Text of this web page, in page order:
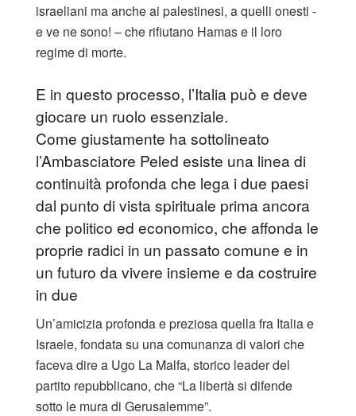
israeliani ma anche ai palestinesi, a quelli onesti -
e ve ne sono! – che rifiutano Hamas e il loro
regime di morte.
E in questo processo, l’Italia può e deve
giocare un ruolo essenziale.
Come giustamente ha sottolineato
l’Ambasciatore Peled esiste una linea di
continuità profonda che lega i due paesi
dal punto di vista spirituale prima ancora
che politico ed economico, che affonda le
proprie radici in un passato comune e in
un futuro da vivere insieme e da costruire
in due
Un’amicizia profonda e preziosa quella fra Italia e
Israele, fondata su una comunanza di valori che
faceva dire a Ugo La Malfa, storico leader del
partito repubblicano, che “La libertà si difende
sotto le mura di Gerusalemme”.